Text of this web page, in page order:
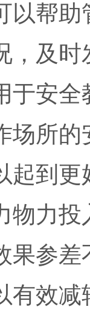
以帮
，及
于安
场所的
起到
物力
果参
有效